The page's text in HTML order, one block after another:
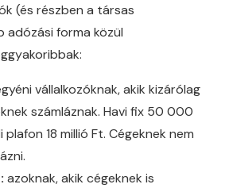
(és részben a társas
adózási forma közül
vállalkozóknak, akik kizárólag
számláznak. Havi fix 50 000
18 millió Ft. Cégeknek nem
azoknak, akik cégeknek is